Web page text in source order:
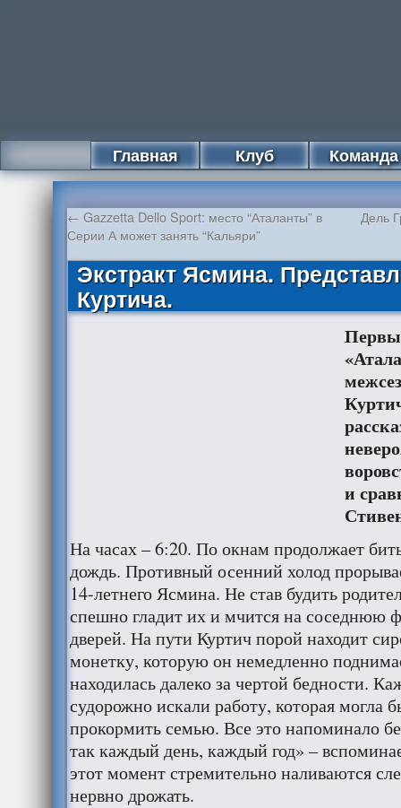
Главная Клуб Команда
← Gazzetta Dello Sport: место “Аталанты” в
Серии А может занять “Кальяри”
Дель
Экстракт Ясмина.
Куртича.
и
На часах – 6:20. По окнам продолжает
дождь. Противный осенний холод
14-летнего Ясмина. Не став будить
спешно гладит их и мчится на соседнюю
дверей. На пути Куртич порой находит
монетку, которую он немедленно
находилась далеко за чертой бедности.
судорожно искали работу, которая могла
прокормить семью. Все это напоминало
так каждый день, каждый год» –
этот момент стремительно наливаются
нервно дрожать.